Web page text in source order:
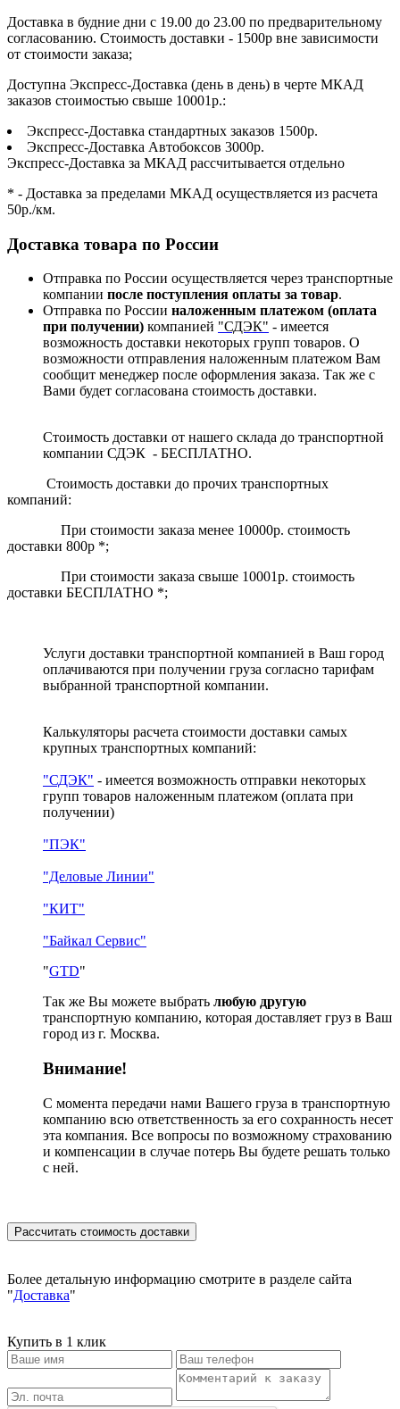
Доставка в будние дни с 19.00 до 23.00 по предварительному
согласованию. Стоимость доставки - 1500р вне зависимости
от стоимости заказа;
Доступна Экспресс-Доставка (день в день) в черте МКАД
заказов стоимостью свыше 10001р.:
Экспресс-Доставка стандартных заказов 1500р.
Экспресс-Доставка Автобоксов 3000р.
Экспресс-Доставка за МКАД рассчитывается отдельно
* - Доставка за пределами МКАД осуществляется из расчета
50р./км.
Доставка товара по России
Отправка по России осуществляется через транспортные
компании после поступления оплаты за товар.
Отправка по России наложенным платежом (оплата
при получении) компанией "СДЭК" - имеется
возможность доставки некоторых групп товаров. О
возможности отправления наложенным платежом Вам
сообщит менеджер после оформления заказа. Так же с
Вами будет согласована стоимость доставки.
Стоимость доставки от нашего склада до транспортной
компании СДЭК - БЕСПЛАТНО.
Стоимость доставки до прочих транспортных
компаний:
При стоимости заказа менее 10000р. стоимость
доставки 800р *;
При стоимости заказа свыше 10001р. стоимость
доставки БЕСПЛАТНО *;
Услуги доставки транспортной компанией в Ваш город
оплачиваются при получении груза согласно тарифам
выбранной транспортной компании.
Калькуляторы расчета стоимости доставки самых
крупных транспортных компаний:
"СДЭК" - имеется возможность отправки некоторых
групп товаров наложенным платежом (оплата при
получении)
"ПЭК"
"Деловые Линии"
"КИТ"
"Байкал Сервис"
"GTD"
Так же Вы можете выбрать любую другую
транспортную компанию, которая доставляет груз в Ваш
город из г. Москва.
Внимание!
С момента передачи нами Вашего груза в транспортную
компанию всю ответственность за его сохранность несет
эта компания. Все вопросы по возможному страхованию
и компенсации в случае потерь Вы будете решать только
с ней.
Рассчитать стоимость доставки
Более детальную информацию смотрите в разделе сайта
"Доставка"
Купить в 1 клик